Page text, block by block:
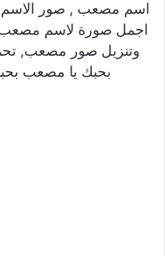
اسم مصعب , صور الاسم
اجمل صورة لاسم مصعب
وتنزيل صور مصعب,
بحبك يا مصعب